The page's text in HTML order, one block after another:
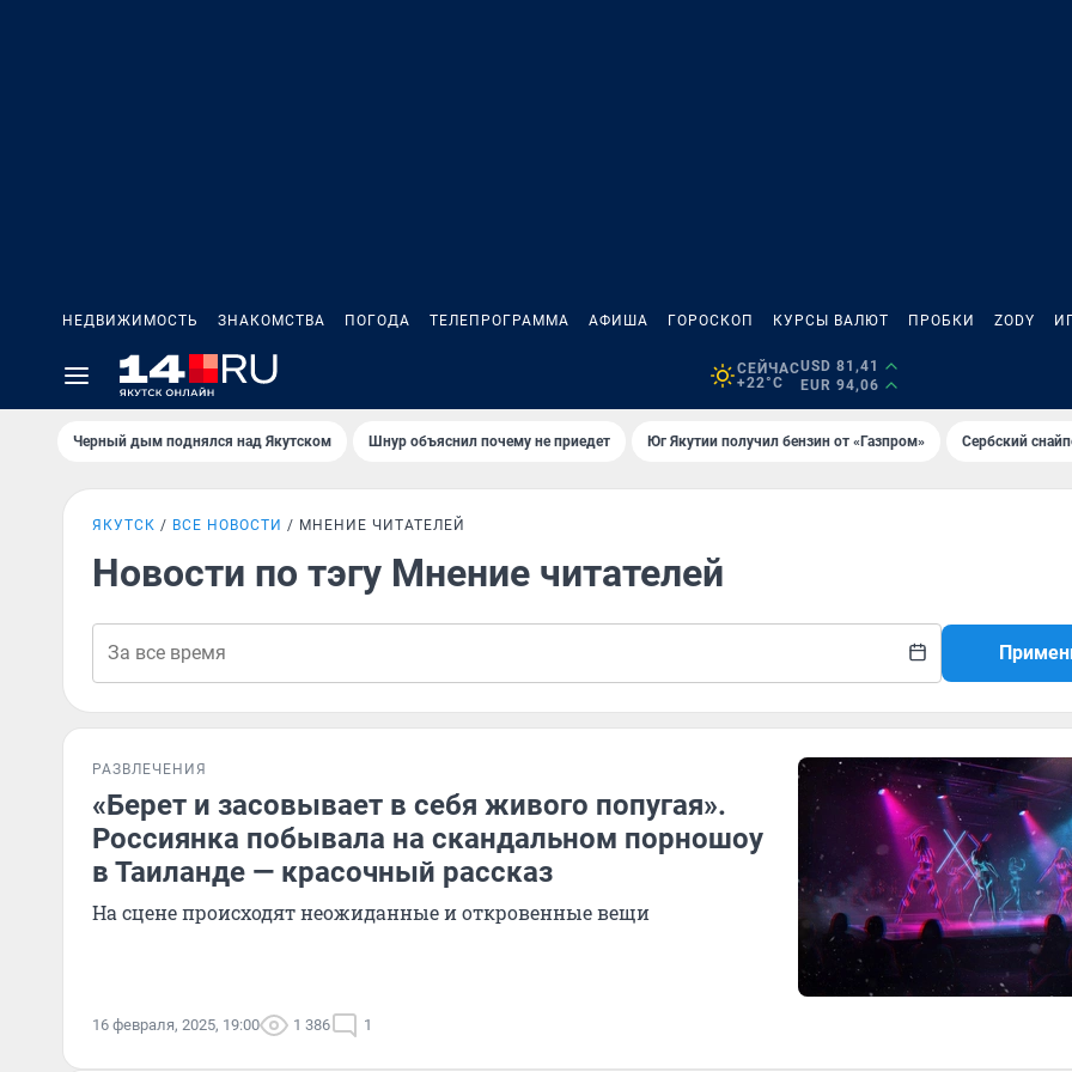
НЕДВИЖИМОСТЬ ЗНАКОМСТВА ПОГОДА ТЕЛЕПРОГРАММА АФИША ГОРОСКОП КУРСЫ ВАЛЮТ ПРОБКИ ZODY
СЕЙЧАС
+22°C
USD 81,41
EUR 94,06
Черный дым поднялся над Якутском Шнур объяснил почему не приедет Юг Якутии получил бензин от «Газпром» Сербский
ЯКУТСК ВСЕ НОВОСТИ МНЕНИЕ ЧИТАТЕЛЕЙ
Новости по тэгу Мнение читателей
РАЗВЛЕЧЕНИЯ
«Берет и засовывает в себя живого попугая».
Россиянка побывала на скандальном порношоу
в Таиланде — красочный рассказ
На сцене происходят неожиданные и откровенные вещи
16 февраля, 2025, 19:00 1 386 1